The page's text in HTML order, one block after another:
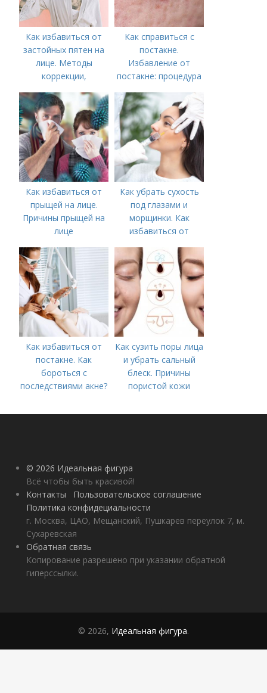
Как избавиться от
застойных пятен на
лице. Методы
коррекции,
акне и удаления
рубцов и шрамов
постакне
Как справиться с
постакне.
Избавление от
постакне: процедура
Как избавиться от
прыщей на лице.
Причины прыщей на
лице
Как убрать сухость
под глазами и
морщинки. Как
избавиться от
косметологические
процедуры
Как избавиться от
постакне. Как
бороться с
последствиями акне?
Как сузить поры лица
и убрать сальный
блеск. Причины
пористой кожи
© 2026 Идеальная фигура
Всё чтобы быть красивой!
Контакты
Пользовательское соглашение
Политика конфидециальности
г. Москва, ЦАО, Мещанский, Пушкарев переулок 7, м.
Сухаревская
Обратная связь
Копирование разрешено при указании обратной
гиперссылки.
© 2026, Идеальная фигура.